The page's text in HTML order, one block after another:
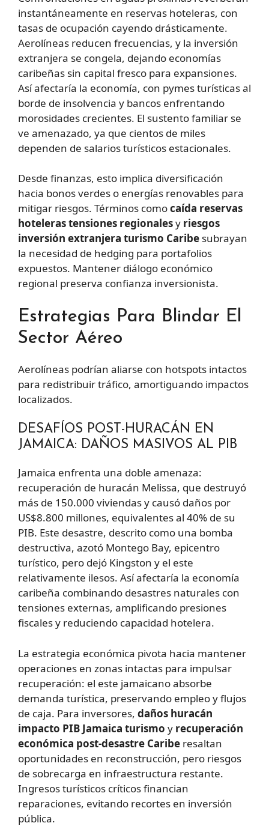
instantáneamente en reservas hoteleras, con
tasas de ocupación cayendo drásticamente.
Aerolíneas reducen frecuencias, y la inversión
extranjera se congela, dejando economías
caribeñas sin capital fresco para expansiones.
Así afectaría la economía, con pymes turísticas al
borde de insolvencia y bancos enfrentando
morosidades crecientes. El sustento familiar se
ve amenazado, ya que cientos de miles
dependen de salarios turísticos estacionales.
Desde finanzas, esto implica diversificación
hacia bonos verdes o energías renovables para
mitigar riesgos. Términos comocaída reservas
hoteleras tensiones regionalesy riesgos
inversión extranjera turismo Caribe subrayan
la necesidad de hedging para portafolios
expuestos. Mantener diálogo económico
regional preserva confianza inversionista.
Estrategias Para Blindar El
Sector Aéreo
Aerolíneas podrían aliarse con hotspots intactos
para redistribuir tráfico, amortiguando impactos
localizados.
DESAFÍOS POST-HURACÁN EN
JAMAICA: DAÑOS MASIVOS AL PIB
Jamaica enfrenta una doble amenaza:
recuperación de huracán Melissa, que destruyó
más de 150.000 viviendas y causó daños por
US$8.800 millones, equivalentes al 40% de su
PIB. Este desastre, descrito como una bomba
destructiva, azotó Montego Bay, epicentro
turístico, pero dejó Kingston y el este
relativamente ilesos. Así afectaría la economía
caribeña combinando desastres naturales con
tensiones externas, amplificando presiones
fiscales y reduciendo capacidad hotelera.
La estrategia económica pivota hacia mantener
operaciones en zonas intactas para impulsar
recuperación: el este jamaicano absorbe
demanda turística, preservando empleo y flujos
de caja. Para inversores, daños huracán
impacto PIB Jamaica turismo y recuperación
económica post-desastre Caribe resaltan
oportunidades en reconstrucción, pero riesgos
de sobrecarga en infraestructura restante.
Ingresos turísticos críticos financian
reparaciones, evitando recortes en inversión
pública.